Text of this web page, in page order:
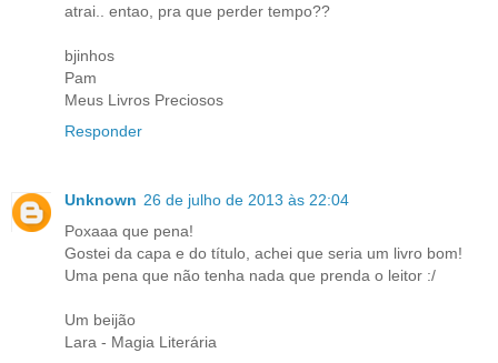
atrai.. entao, pra que perder tempo??
bjinhos
Pam
Meus Livros Preciosos
Responder
Unknown 26 de julho de 2013 às 22:04
Poxaaa que pena!
Gostei da capa e do título, achei que seria um livro bom!
Uma pena que não tenha nada que prenda o leitor :/
Um beijão
Lara - Magia Literária